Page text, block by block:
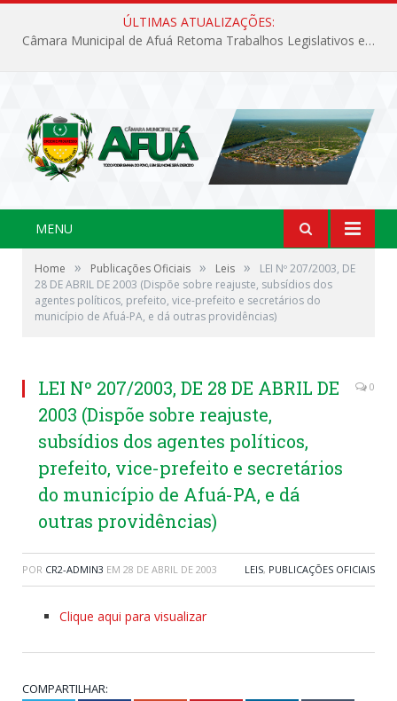
ÚLTIMAS ATUALIZAÇÕES:
Câmara Municipal de Afuá Retoma Trabalhos Legislativos em Sessão Ordinária
MENU
Home » Publicações Oficiais » Leis »
LEI Nº 207/2003, DE
28 DE ABRIL DE 2003 (Dispõe sobre reajuste, subsídios dos
agentes políticos, prefeito, vice-prefeito e secretários do
município de Afuá-PA, e dá outras providências)
LEI Nº 207/2003, DE 28 DE ABRIL DE
2003 (Dispõe sobre reajuste,
subsídios dos agentes políticos,
prefeito, vice-prefeito e secretários
do município de Afuá-PA, e dá
outras providências)
0
POR CR2-ADMIN3 EM 28 DE ABRIL DE 2003 LEIS, PUBLICAÇÕES OFICIAIS
Clique aqui para visualizar
COMPARTILHAR: